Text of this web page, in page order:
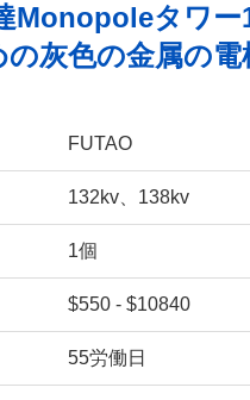
Monopoleタワー
の灰色の金属の電
FUTAO
132kv、138kv
1個
$550 - $10840
55労働日